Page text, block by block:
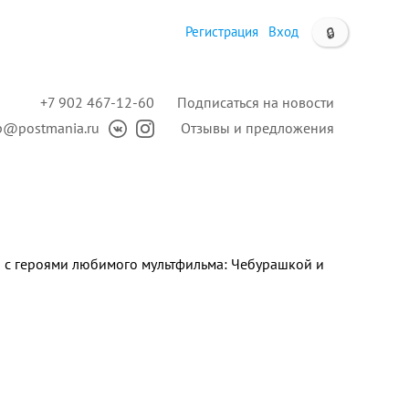
🔒
Регистрация Вход
Подписаться на новости
Отзывы и предложения
+7 902 467-12-60
с героями любимого мультфильма: Чебурашкой и